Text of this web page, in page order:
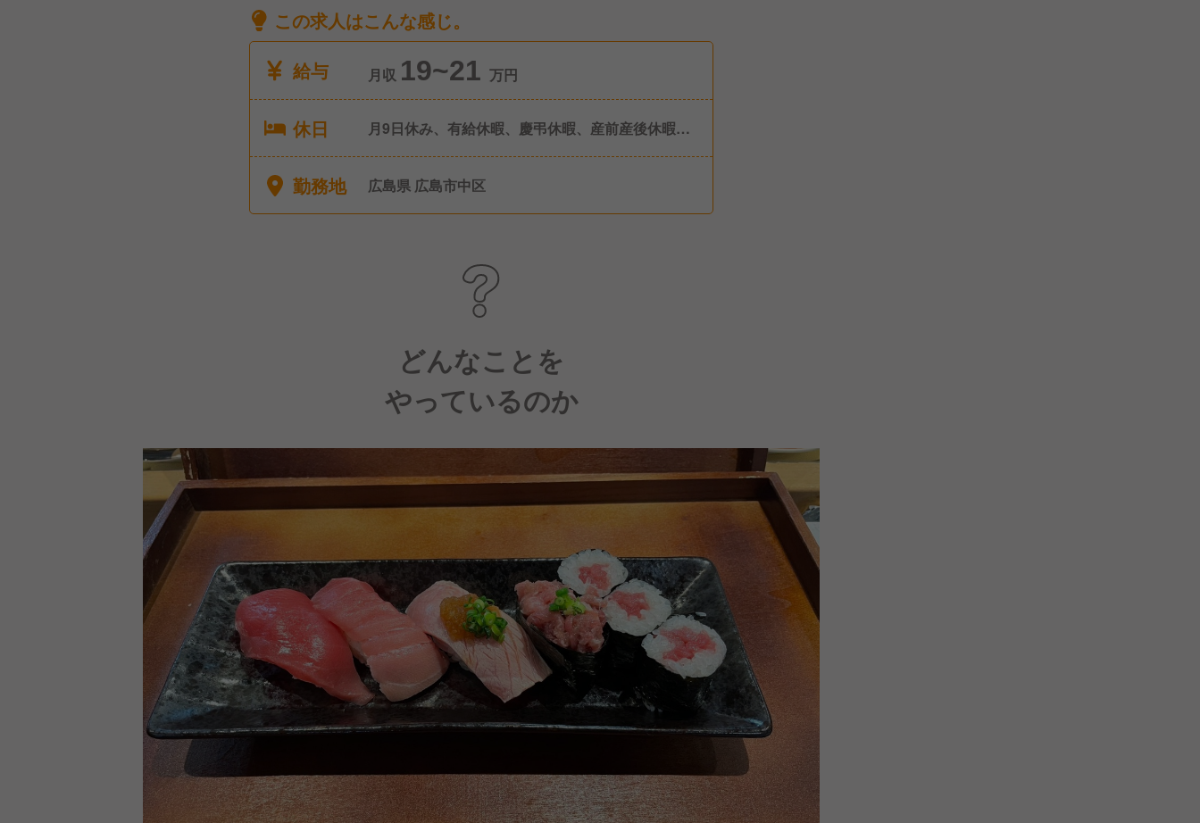
この求人はこんな感じ。
給与
月収 19~21 万円
休日
月9日休み、有給休暇、慶弔休暇、産前産後休暇、
勤務地 広島県 広島市中区
どんなことを
やっているのか